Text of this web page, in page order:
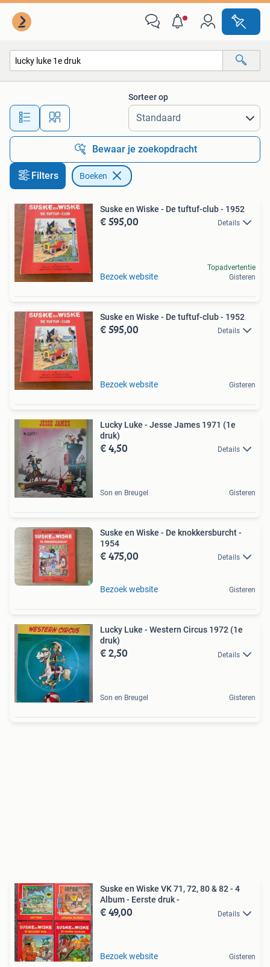
Alle afstanden…
Sorteer op
Bewaar je zoekopdracht
Filters Boeken
Suske en Wiske - De tuftuf-club - 1952
€ 595,00 Details
Bezoek website
Topadvertentie
Gisteren
Suske en Wiske - De tuftuf-club - 1952
€ 595,00 Details
Bezoek website Gisteren
Lucky Luke - Jesse James 1971 (1e
druk)
€ 4,50 Details
Son en Breugel Gisteren
Suske en Wiske - De knokkersburcht -
1954
€ 475,00 Details
Bezoek website Gisteren
Lucky Luke - Western Circus 1972 (1e
druk)
€ 2,50 Details
Son en Breugel Gisteren
Suske en Wiske VK 71, 72, 80 & 82 - 4
Album - Eerste druk -
€ 49,00 Details
Bezoek website Gisteren